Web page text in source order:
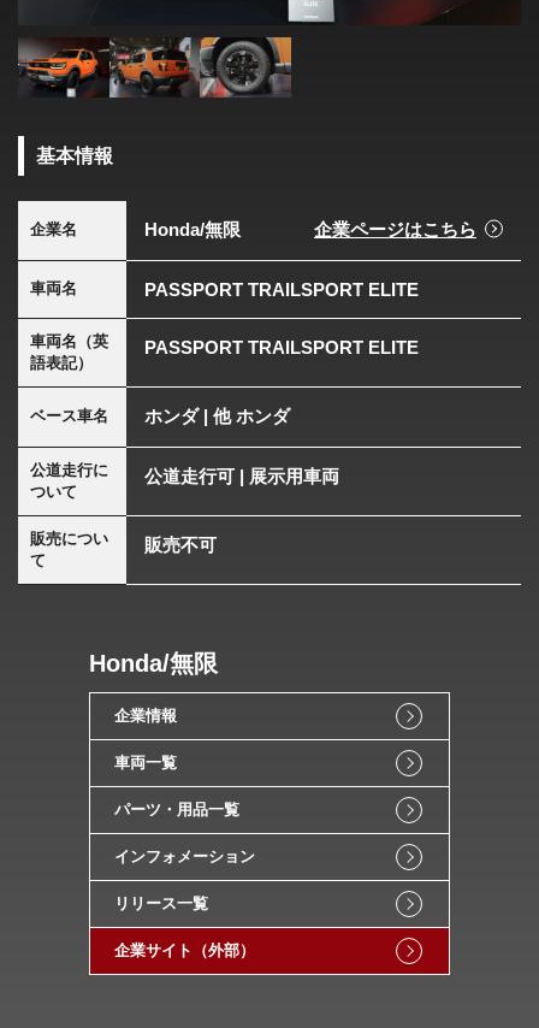
基本情報
企業名 Honda/無限 企業ページはこちら
車両名 PASSPORT TRAILSPORT ELITE
車両名（英
語表記）
PASSPORT TRAILSPORT ELITE
ベース車名 ホンダ | 他 ホンダ
公道走行に
ついて
公道走行可 | 展示用車両
販売につい
て
販売不可
Honda/無限
企業情報
車両一覧
パーツ・用品一覧
インフォメーション
リリース一覧
企業サイト（外部）